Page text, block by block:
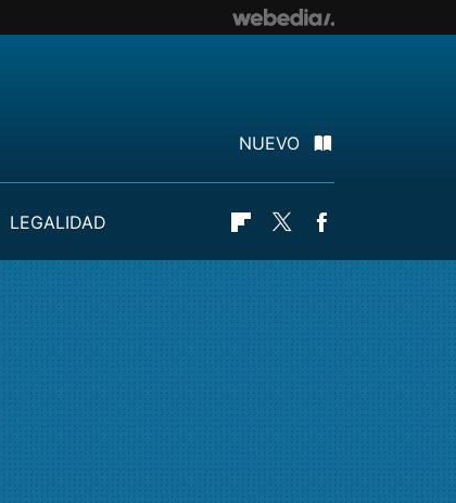
NUEVO
LEGALIDAD
Flipboard
Twitter